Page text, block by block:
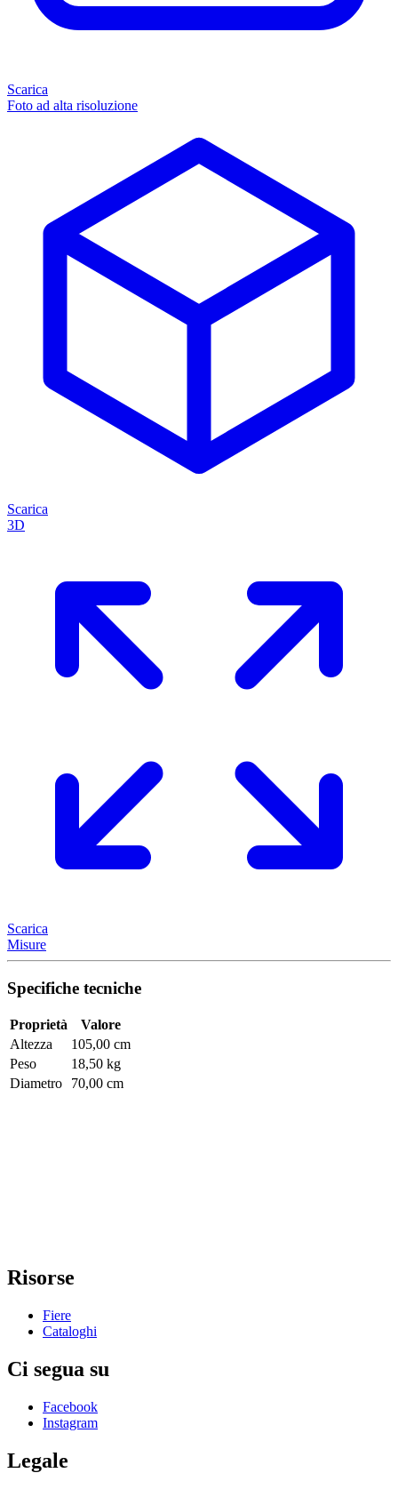
Scarica
Foto ad alta risoluzione
Scarica
3D
Scarica
Misure
Specifiche tecniche
Proprietà
Valore
Altezza
105,00 cm
Peso
18,50 kg
Diametro
70,00 cm
Risorse
Fiere
Cataloghi
Ci segua su
Facebook
Instagram
Legale